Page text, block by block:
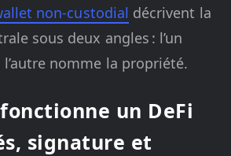
non-custodial décrivent la
sous deux angles : l’un
l’autre nomme la propriété.
un DeFi
signature et